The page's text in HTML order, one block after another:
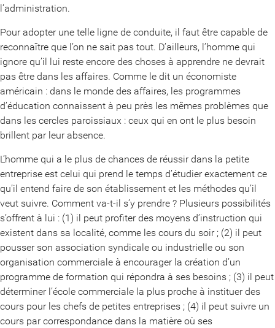
l’administration.
Pour adopter une telle ligne de conduite, il faut être capable de
reconnaître que l’on ne sait pas tout. D’ailleurs, l’homme qui
ignore qu’il lui reste encore des choses à apprendre ne devrait
pas être dans les affaires. Comme le dit un économiste
américain : dans le monde des affaires, les programmes
d’éducation connaissent à peu près les mêmes problèmes que
dans les cercles paroissiaux : ceux qui en ont le plus besoin
brillent par leur absence.
L’homme qui a le plus de chances de réussir dans la petite
entreprise est celui qui prend le temps d’étudier exactement ce
qu’il entend faire de son établissement et les méthodes qu’il
veut suivre. Comment va-t-il s’y prendre ? Plusieurs possibilités
s’offrent à lui : (1) il peut profiter des moyens d’instruction qui
existent dans sa localité, comme les cours du soir ; (2) il peut
pousser son association syndicale ou industrielle ou son
organisation commerciale à encourager la création d’un
programme de formation qui répondra à ses besoins ; (3) il peut
déterminer l’école commerciale la plus proche à instituer des
cours pour les chefs de petites entreprises ; (4) il peut suivre un
cours par correspondance dans la matière où ses